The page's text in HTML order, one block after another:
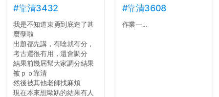
對論文的評論10分？！...
#靠清3432
我是不知道東勇到底造了甚
麼孽啦
出題都先講，有唸就有分，
考古還很有用，還會調分
結果前幾屆幫大家調分結果
被ｐｏ靠清
然後被其他老師找麻煩
現在本來想歐趴的結果有人
#靠清3608
作業一...